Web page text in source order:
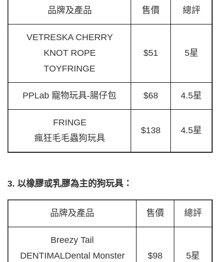
品牌及產品 售價 總評
VETRESKA CHERRY
KNOT ROPE
TOYFRINGE
$51 5星
PPLab 寵物玩具-腸仔包 $68 4.5星
FRINGE
瘋狂毛毛蟲狗玩具
$138 4.5星
3. 以橡膠或乳膠為主的狗玩具：
品牌及產品 售價 總評
Breezy Tail
DENTIMALDental Monster
$98 5星